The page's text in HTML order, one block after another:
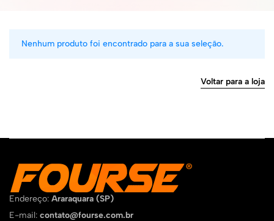
Nenhum produto foi encontrado para a sua seleção.
Voltar para a loja
Endereço: Araraquara (SP)
E-mail: contato@fourse.com.br